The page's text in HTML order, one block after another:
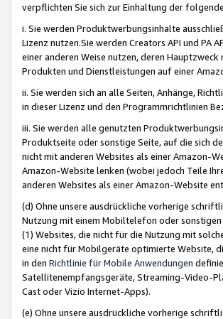
verpflichten Sie sich zur Einhaltung der
i. Sie werden Produktwerbungsinhalte
Lizenz nutzen.Sie werden Creators API und PA
einer anderen Weise nutzen, deren
Produkten und Dienstleistungen auf einer
ii. Sie werden sich an alle Seiten, Anhänge,
in dieser Lizenz und den Programmrichtlinien
iii. Sie werden alle genutzten
Produktseite oder sonstige Seite, auf die sich
nicht mit anderen Websites als einer Amazon-
Amazon-Website lenken (wobei jedoch Teile
anderen Websites als einer Amazon-Website
(d) Ohne unsere ausdrückliche vorherige
Nutzung mit einem Mobiltelefon oder
(1) Websites, die nicht für die Nutzung mit
eine nicht für Mobilgeräte optimierte Website,
in den Richtlinie für Mobile Anwendungen
Satellitenempfangsgeräte, Streaming-Video-
Cast oder Vizio Internet-Apps).
(e) Ohne unsere ausdrückliche vorherige